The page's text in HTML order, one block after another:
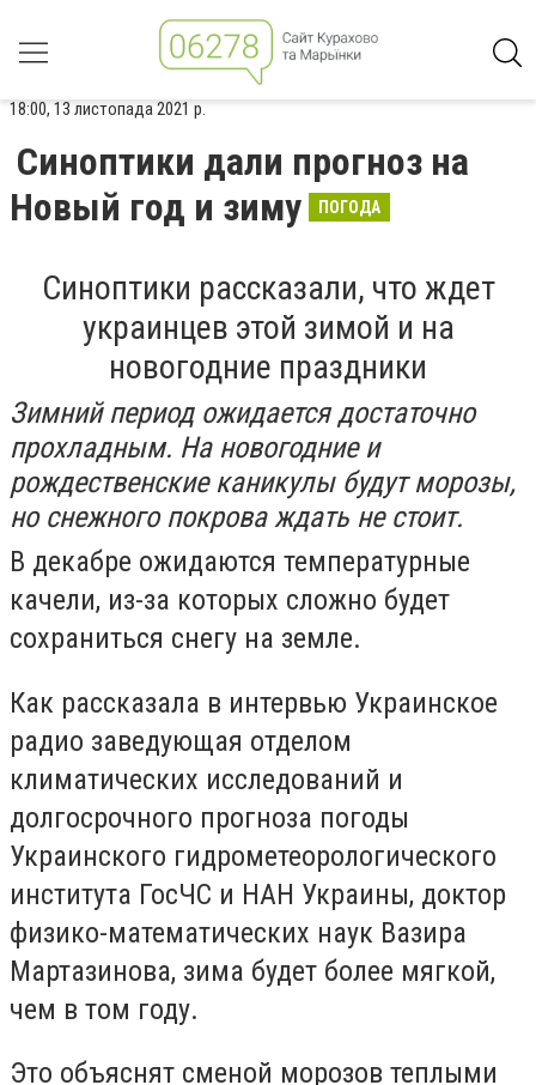
18:00, 13 листопада 2021 р.
Синоптики дали прогноз на
Новый год и зиму
ПОГОДА
Синоптики рассказали, что ждет
украинцев этой зимой и на
новогодние праздники
Зимний период ожидается достаточно
прохладным. На новогодние и
рождественские каникулы будут морозы,
но снежного покрова ждать не стоит.
В декабре ожидаются температурные
качели, из-за которых сложно будет
сохраниться снегу на земле.
Как рассказала в интервью Украинское
радио заведующая отделом
климатических исследований и
долгосрочного прогноза погоды
Украинского гидрометеорологического
института ГосЧС и НАН Украины, доктор
физико-математических наук Вазира
Мартазинова, зима будет более мягкой,
чем в том году.
Это объяснят сменой морозов теплыми